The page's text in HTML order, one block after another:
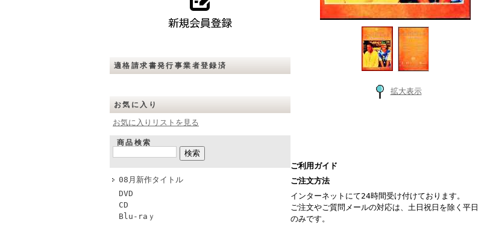
適格請求書発行事業者登録済
お気に入り
お気に入りリストを見る
商品検索
08月新作タイトル
DVD
CD
Blu-raｙ
拡大表示
ご利用ガイド
ご注文方法
インターネットにて24時間受け付けております。
ご注文やご質問メールの対応は、土日祝日を除く平日
のみです。